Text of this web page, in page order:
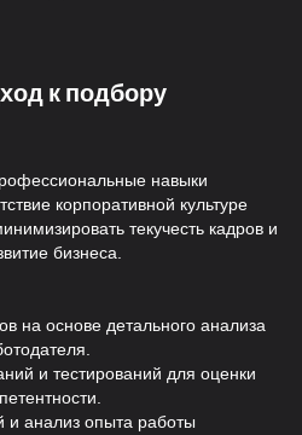
к подбору
навыки
корпоративной культуре
текучесть кадров и
бизнеса.
на основе детального анализа
и тестирований для оценки
и анализ опыта работы